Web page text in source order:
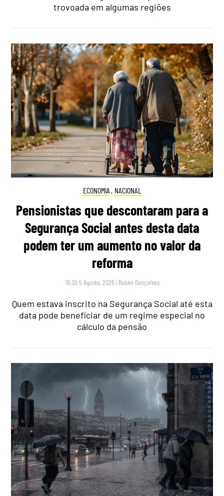
trovoada em algumas regiões
ECONOMIA , NACIONAL
Pensionistas que descontaram para a
Segurança Social antes desta data
podem ter um aumento no valor da
reforma
18:30 5 Agosto, 2026 | Rubén Gonçalves
Quem estava inscrito na Segurança Social até esta
data pode beneficiar de um regime especial no
cálculo da pensão